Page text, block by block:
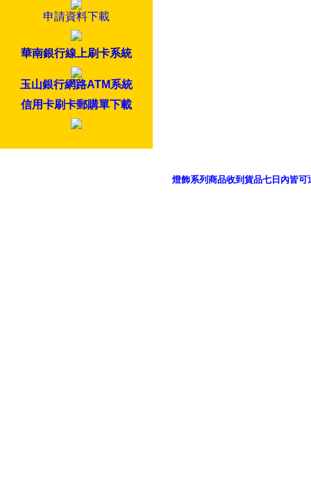
申請資料下載
華南銀行線上刷卡系統
玉山銀行網路ATM系統
信用卡刷卡郵購單下載
燈飾系列商品收到貨品七日內皆